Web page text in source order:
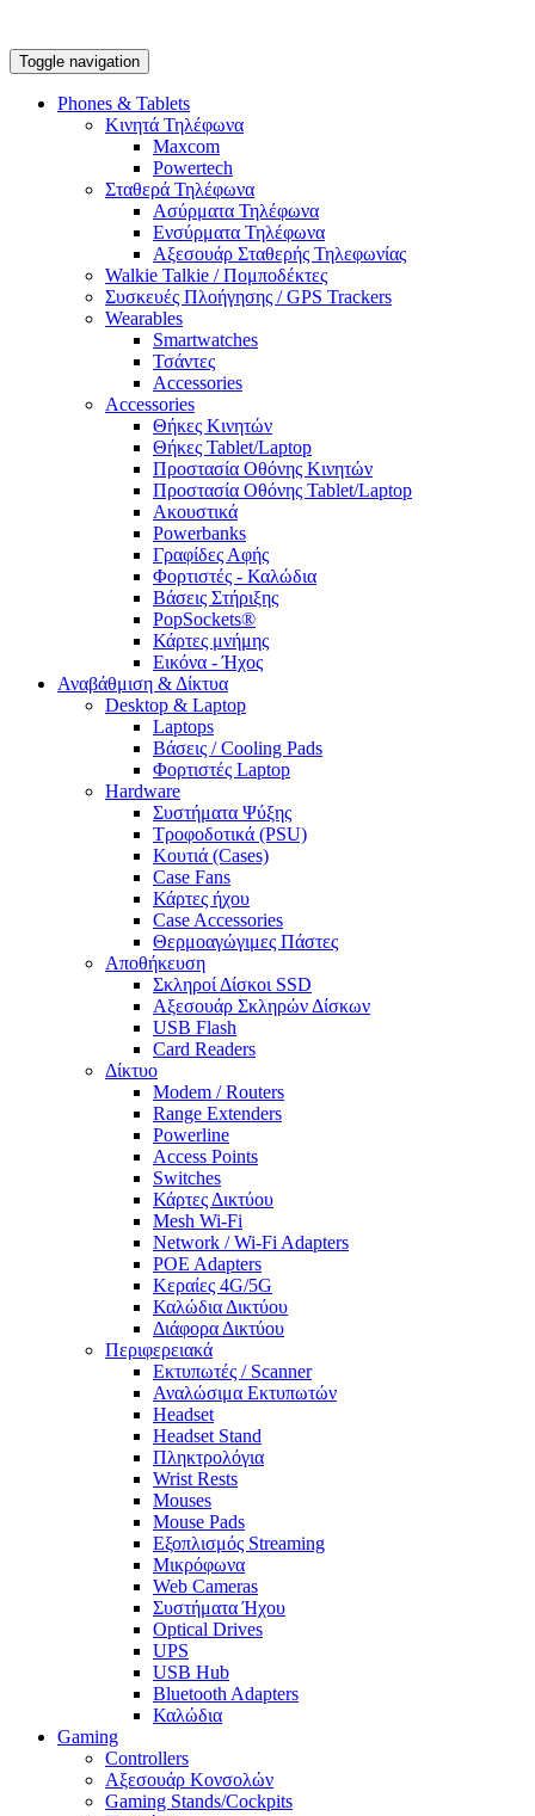
Toggle navigation
Phones & Tablets
Κινητά Τηλέφωνα
Maxcom
Powertech
Σταθερά Τηλέφωνα
Ασύρματα Τηλέφωνα
Ενσύρματα Τηλέφωνα
Αξεσουάρ Σταθερής Τηλεφωνίας
Walkie Talkie / Πομποδέκτες
Συσκευές Πλοήγησης / GPS Trackers
Wearables
Smartwatches
Τσάντες
Accessories
Accessories
Θήκες Κινητών
Θήκες Tablet/Laptop
Προστασία Οθόνης Κινητών
Προστασία Οθόνης Tablet/Laptop
Ακουστικά
Powerbanks
Γραφίδες Αφής
Φορτιστές - Καλώδια
Βάσεις Στήριξης
PopSockets®
Κάρτες μνήμης
Εικόνα - Ήχος
Αναβάθμιση & Δίκτυα
Desktop & Laptop
Laptops
Βάσεις / Cooling Pads
Φορτιστές Laptop
Hardware
Συστήματα Ψύξης
Τροφοδοτικά (PSU)
Κουτιά (Cases)
Case Fans
Κάρτες ήχου
Case Accessories
Θερμοαγώγιμες Πάστες
Αποθήκευση
Σκληροί Δίσκοι SSD
Αξεσουάρ Σκληρών Δίσκων
USB Flash
Card Readers
Δίκτυο
Modem / Routers
Range Extenders
Powerline
Access Points
Switches
Κάρτες Δικτύου
Mesh Wi-Fi
Network / Wi-Fi Adapters
POE Adapters
Κεραίες 4G/5G
Καλώδια Δικτύου
Διάφορα Δικτύου
Περιφερειακά
Εκτυπωτές / Scanner
Αναλώσιμα Εκτυπωτών
Headset
Headset Stand
Πληκτρολόγια
Wrist Rests
Mouses
Mouse Pads
Εξοπλισμός Streaming
Μικρόφωνα
Web Cameras
Συστήματα Ήχου
Optical Drives
UPS
USB Hub
Bluetooth Adapters
Καλώδια
Gaming
Controllers
Αξεσουάρ Κονσολών
Gaming Stands/Cockpits